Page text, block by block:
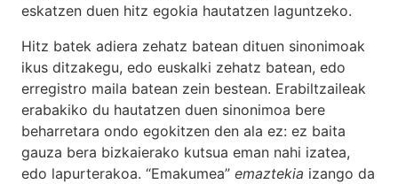
eskatzen duen hitz egokia hautatzen laguntzeko.
Hitz batek adiera zehatz batean dituen sinonimoak
ikus ditzakegu, edo euskalki zehatz batean, edo
erregistro maila batean zein bestean. Erabiltzaileak
erabakiko du hautatzen duen sinonimoa bere
beharretara ondo egokitzen den ala ez: ez baita
gauza bera bizkaierako kutsua eman nahi izatea,
edo lapurterakoa. “Emakumea” emaztekia izango da